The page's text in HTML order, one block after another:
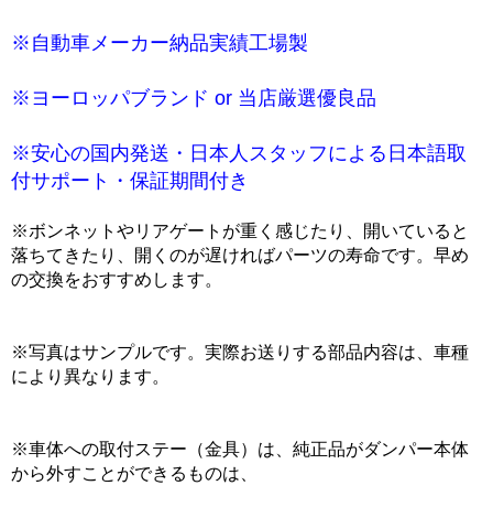
※自動車メーカー納品実績工場製
※ヨーロッパブランド or 当店厳選優良品
※安心の国内発送・日本人スタッフによる日本語取
付サポート・保証期間付き
※ボンネットやリアゲートが重く感じたり、開いていると
落ちてきたり、開くのが遅ければパーツの寿命です。早め
の交換をおすすめします。
※写真はサンプルです。実際お送りする部品内容は、車種
により異なります。
※車体への取付ステー（金具）は、純正品がダンパー本体
から外すことができるものは、